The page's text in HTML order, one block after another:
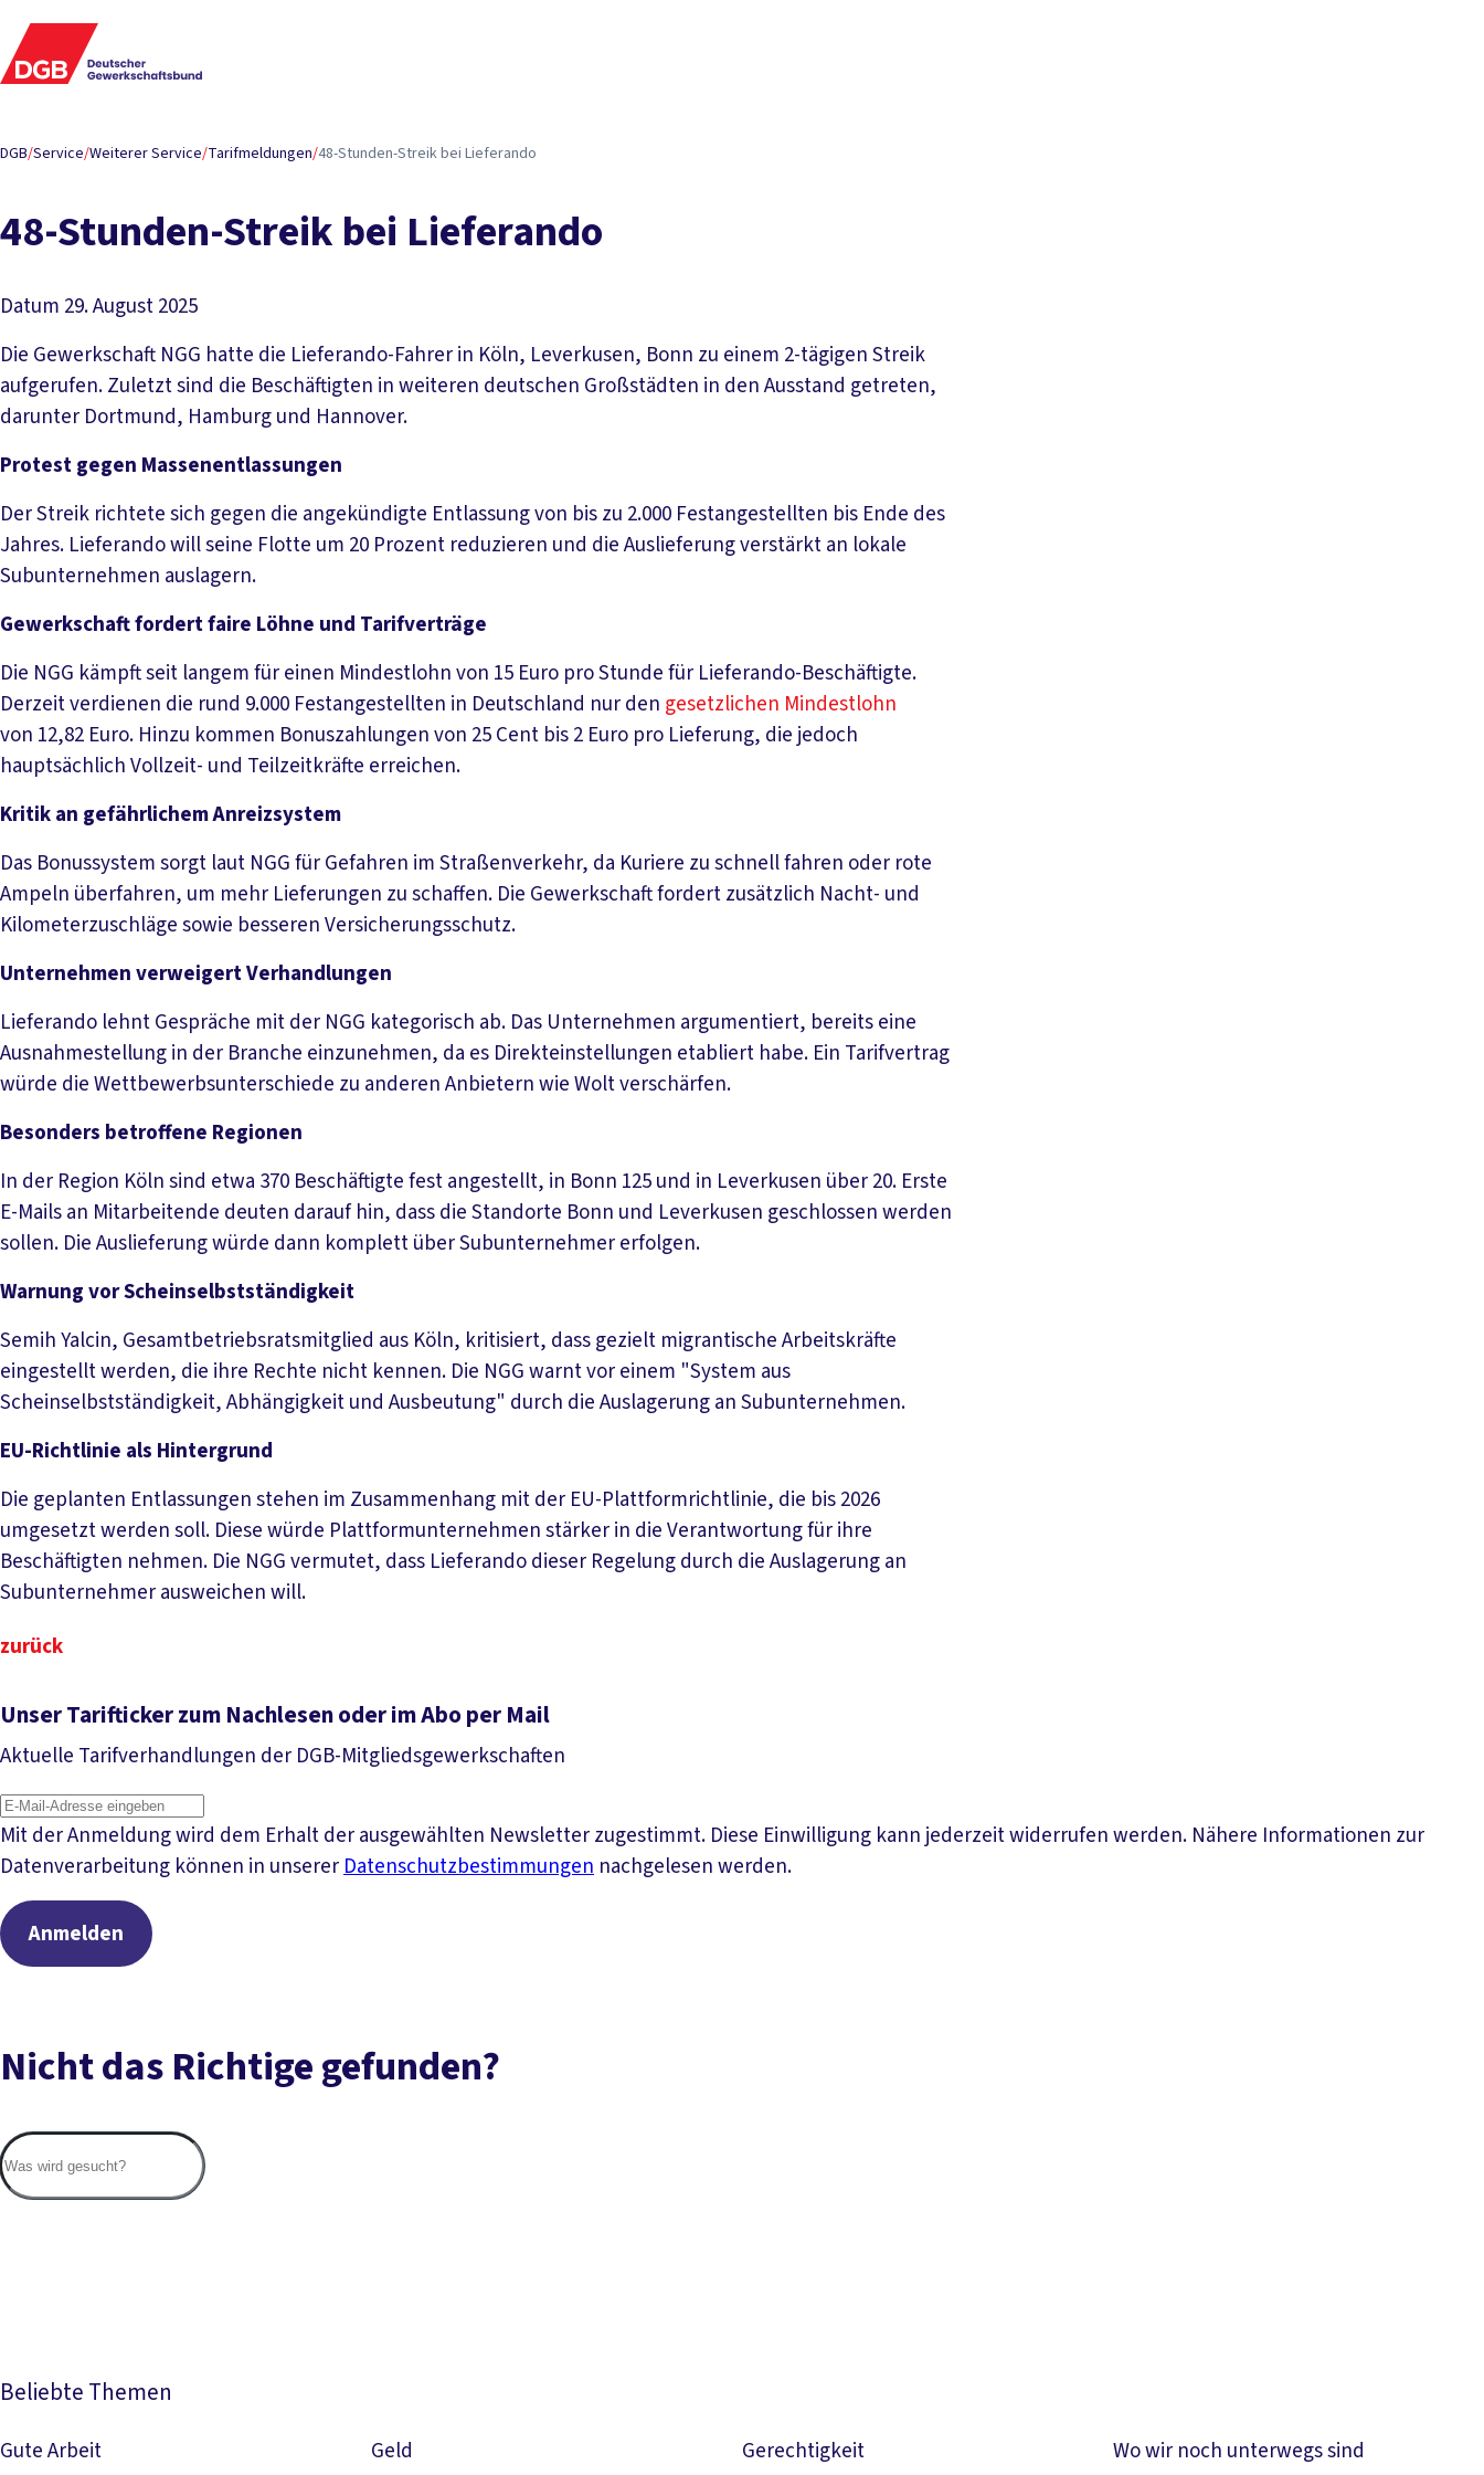
DGB/Service/Weiterer Service/Tarifmeldungen/48-Stunden-Streik bei Lieferando
48-Stunden-Streik bei Lieferando
Datum 29. August 2025
Die Gewerkschaft NGG hatte die Lieferando-Fahrer in Köln, Leverkusen, Bonn zu einem 2-tägigen Streik
aufgerufen. Zuletzt sind die Beschäftigten in weiteren deutschen Großstädten in den Ausstand getreten,
darunter Dortmund, Hamburg und Hannover.
Protest gegen Massenentlassungen
Der Streik richtete sich gegen die angekündigte Entlassung von bis zu 2.000 Festangestellten bis Ende des
Jahres. Lieferando will seine Flotte um 20 Prozent reduzieren und die Auslieferung verstärkt an lokale
Subunternehmen auslagern.
Gewerkschaft fordert faire Löhne und Tarifverträge
Die NGG kämpft seit langem für einen Mindestlohn von 15 Euro pro Stunde für Lieferando-Beschäftigte.
Derzeit verdienen die rund 9.000 Festangestellten in Deutschland nur den gesetzlichen Mindestlohn
von 12,82 Euro. Hinzu kommen Bonuszahlungen von 25 Cent bis 2 Euro pro Lieferung, die jedoch
hauptsächlich Vollzeit- und Teilzeitkräfte erreichen.
Kritik an gefährlichem Anreizsystem
Das Bonussystem sorgt laut NGG für Gefahren im Straßenverkehr, da Kuriere zu schnell fahren oder rote
Ampeln überfahren, um mehr Lieferungen zu schaffen. Die Gewerkschaft fordert zusätzlich Nacht- und
Kilometerzuschläge sowie besseren Versicherungsschutz.
Unternehmen verweigert Verhandlungen
Lieferando lehnt Gespräche mit der NGG kategorisch ab. Das Unternehmen argumentiert, bereits eine
Ausnahmestellung in der Branche einzunehmen, da es Direkteinstellungen etabliert habe. Ein Tarifvertrag
würde die Wettbewerbsunterschiede zu anderen Anbietern wie Wolt verschärfen.
Besonders betroffene Regionen
In der Region Köln sind etwa 370 Beschäftigte fest angestellt, in Bonn 125 und in Leverkusen über 20. Erste
E-Mails an Mitarbeitende deuten darauf hin, dass die Standorte Bonn und Leverkusen geschlossen werden
sollen. Die Auslieferung würde dann komplett über Subunternehmer erfolgen.
Warnung vor Scheinselbstständigkeit
Semih Yalcin, Gesamtbetriebsratsmitglied aus Köln, kritisiert, dass gezielt migrantische Arbeitskräfte
eingestellt werden, die ihre Rechte nicht kennen. Die NGG warnt vor einem "System aus
Scheinselbstständigkeit, Abhängigkeit und Ausbeutung" durch die Auslagerung an Subunternehmen.
EU-Richtlinie als Hintergrund
Die geplanten Entlassungen stehen im Zusammenhang mit der EU-Plattformrichtlinie, die bis 2026
umgesetzt werden soll. Diese würde Plattformunternehmen stärker in die Verantwortung für ihre
Beschäftigten nehmen. Die NGG vermutet, dass Lieferando dieser Regelung durch die Auslagerung an
Subunternehmer ausweichen will.
zurück
Unser Tarifticker zum Nachlesen oder im Abo per Mail
Aktuelle Tarifverhandlungen der DGB-Mitgliedsgewerkschaften
Mit der Anmeldung wird dem Erhalt der ausgewählten Newsletter zugestimmt. Diese Einwilligung kann jederzeit widerrufen werden. Nähere Informationen zur
Datenverarbeitung können in unsererDatenschutzbestimmungen nachgelesen werden.
Anmelden
Nicht das Richtige gefunden?
Beliebte Themen
Gute Arbeit Geld Gerechtigkeit Wo wir noch unterwegs sind